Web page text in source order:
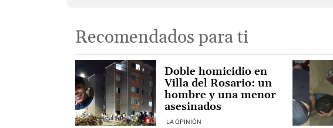
Recomendados para ti
LA OPINIÓN
Doble homicidio en
Villa del Rosario: un
hombre y una menor
asesinados